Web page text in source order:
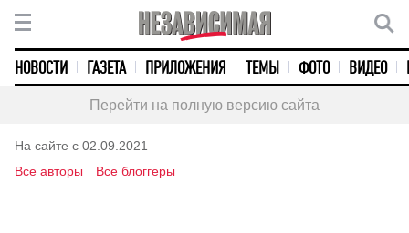
НОВОСТИ ГАЗЕТА ПРИЛОЖЕНИЯ ТЕМЫ ФОТО ВИДЕО
Перейти на полную версию сайта
На сайте с 02.09.2021
Все авторы
Все блоггеры